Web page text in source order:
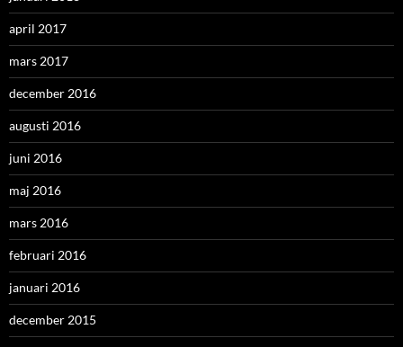
april 2017
mars 2017
december 2016
augusti 2016
juni 2016
maj 2016
mars 2016
februari 2016
januari 2016
december 2015